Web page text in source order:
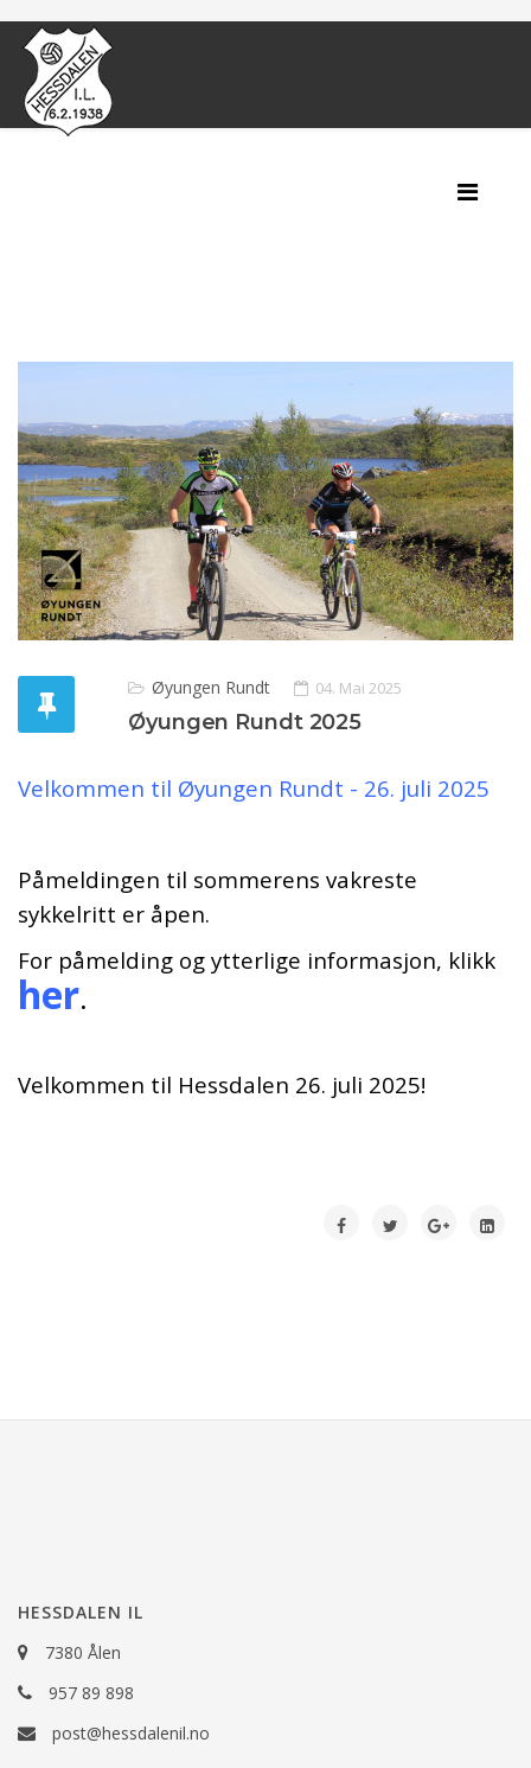
Øyungen Rundt 04. Mai 2025
Øyungen Rundt 2025
Velkommen til Øyungen Rundt - 26. juli 2025
Påmeldingen til sommerens vakreste
sykkelritt er åpen.
For påmelding og ytterlige informasjon, klikk
her.
Velkommen til Hessdalen 26. juli 2025!
HESSDALEN IL
7380 Ålen
957 89 898
post@hessdalenil.no